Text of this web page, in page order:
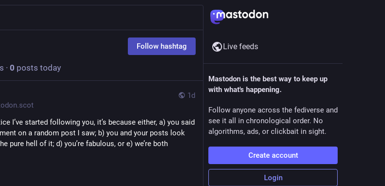
Follow hashtag
· 0 posts today
1d
I’ve started following you, it’s because either, a) you said
on a random post I saw; b) you and your posts look
pure hell of it; d) you’re fabulous, or e) we’re both
Live feeds
Mastodon is the best way to keep up
with what's happening.
Follow anyone across the fediverse and
see it all in chronological order. No
algorithms, ads, or clickbait in sight.
Create account
Login